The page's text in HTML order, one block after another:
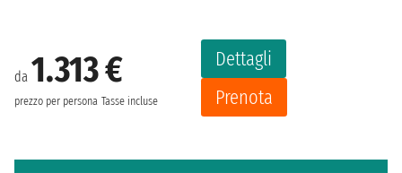
da 1.313 €
prezzo per persona Tasse incluse
Dettagli
Prenota